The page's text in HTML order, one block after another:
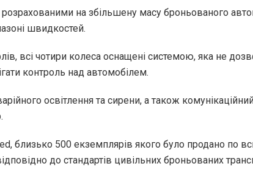
на збільшену масу броньованого
швидкостей.
всі чотири колеса оснащені системою, яка не
контроль над автомобілем.
освітлення та сирени, а також
близько 500 екземплярів якого було продано по
до стандартів цивільних броньованих